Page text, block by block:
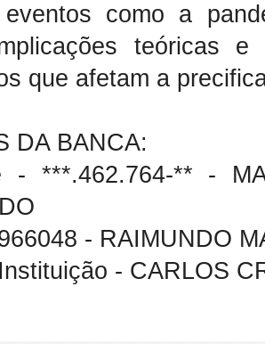
como a
teóricas
que afetam a
DA BANCA:
- ***.462.764-** -
- RAIMUNDO
- CARLOS